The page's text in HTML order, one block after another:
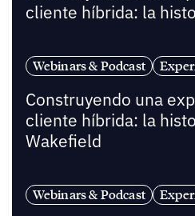
cliente híbrida: la
Webinars & Podcast
Construyendo una
cliente híbrida: la
Wakefield
Webinars & Podcast